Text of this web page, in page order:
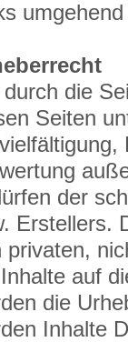
durch die
Seiten
der
Erstellers.
privaten,
auf
die
Inhalte